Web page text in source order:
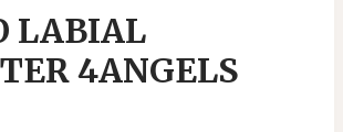
LABIAL
4ANGELS